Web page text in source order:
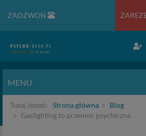
ZADZWOŃ
MENU
Tutaj jesteś: Strona główna
Blog
Gaslighting to przemoc psychiczna